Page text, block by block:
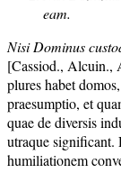
eam.
Nisi Dominus
[Cassiod., Alcuin.,
plures habet
praesumptio, et
quae de diversis
utraque significant.
humiliationem